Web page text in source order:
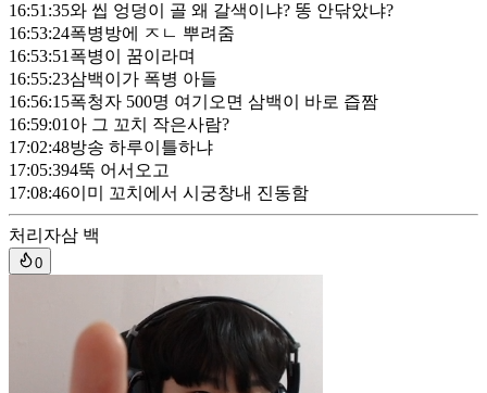
16:51:35와 씹 엉덩이 골 왜 갈색이냐? 똥 안닦았냐?
16:53:24폭병방에 ㅈㄴ 뿌려줌
16:53:51 폭병이 꿈이라며
16:55:23삼백이가 폭병 아들
16:56:15폭청자 500명 여기오면 삼백이 바로 즙짬
16:59:01 아 그 꼬치 작은사람?
17:02:48방송 하루이틀하냐
17:05:394뚝 어서오고
17:08:46이미 꼬치에서 시궁창내 진동함
처리자삼 백
0